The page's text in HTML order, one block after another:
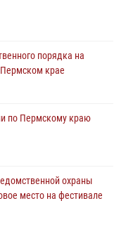
порядка на
крае
по Пермскому краю
охраны
место на фестивале